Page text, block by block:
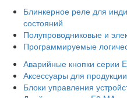
Блинкерное реле для
состояний
Полупроводниковые и
Программируемые
Аварийные кнопки серии
Аксессуары для
Блоки управления